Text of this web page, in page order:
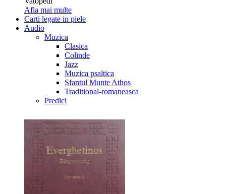
Afla mai multe
Carti legate in piele
Audio
Muzica
Clasica
Colinde
Jazz
Muzica psaltica
Sfantul Munte Athos
Traditional-romaneasca
Predici